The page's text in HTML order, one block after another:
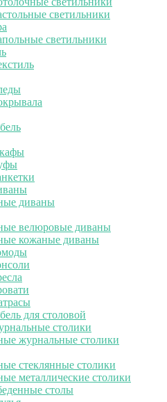
светильники
светильники
диваны
велюровые диваны
кожаные диваны
для столовой
столики
журнальные столики
стеклянные столики
металлические столики
столы